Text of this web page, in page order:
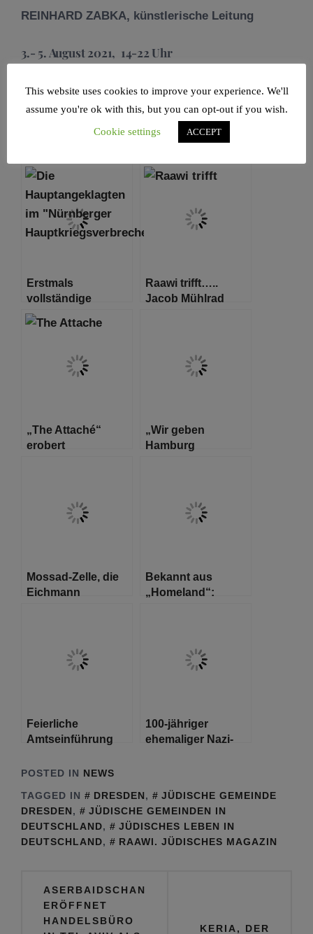
REINHARD ZABKA, künstlerische Leitung
3.- 5. August 2021, 14-22 Uhr
Ort: Jorge-Gomondai-Platz/Hauptstraße
01097 Dresden
Das Könnte Sie Auch Interessieren:
Erstmals
vollständige
Aufzeichnungen
der Nürnberger
Raawi trifft…..
Jacob Mühlrad
„The Attaché“
erobert
„Wir geben
Hamburg
Fotografie-
Ausstellung auf
Mossad-Zelle, die
Eichmann
Bekannt aus
„Homeland“:
Feierliche
Amtseinführung
Militärbundesrabbiners
100-jähriger
ehemaliger Nazi-
an 3.500 Häftlingen
vor Gericht
verantworten
POSTED IN NEWS
TAGGED IN
DRESDEN,
JÜDISCHE GEMEINDE
DRESDEN,
JÜDISCHE GEMEINDEN IN
DEUTSCHLAND,
JÜDISCHES LEBEN IN
DEUTSCHLAND, RAAWI. JÜDISCHES MAGAZIN
Beitragsnavigation
ASERBAIDSCHAN
ERÖFFNET
HANDELSBÜRO
KERIA, DER
This website uses cookies to improve your experience. We'll
assume you're ok with this, but you can opt-out if you wish.
Cookie settings
ACCEPT